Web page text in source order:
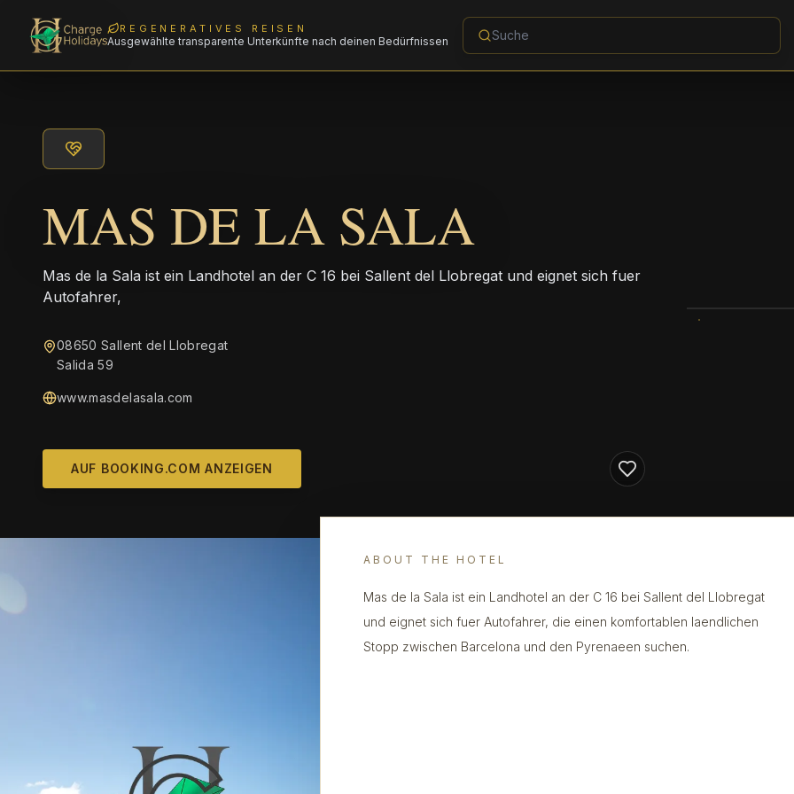
REGENERATIVES REISEN
Ausgewählte transparente Unterkünfte nach deinen Bedürfnissen
MAS DE LA SALA
Mas de la Sala ist ein Landhotel an der C 16 bei Sallent del Llobregat und eignet sich fuer
Autofahrer,
08650 Sallent del Llobregat
Salida 59
www.masdelasala.com
AUF BOOKING.COM ANZEIGEN
ABOUT THE HOTEL
Mas de la Sala ist ein Landhotel an der C 16 bei Sallent del Llobregat
und eignet sich fuer Autofahrer, die einen komfortablen laendlichen
Stopp zwischen Barcelona und den Pyrenaeen suchen.